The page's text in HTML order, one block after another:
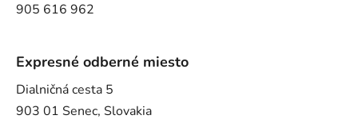
905 616 962
Expresné odberné miesto
Dialničná cesta 5
903 01 Senec, Slovakia